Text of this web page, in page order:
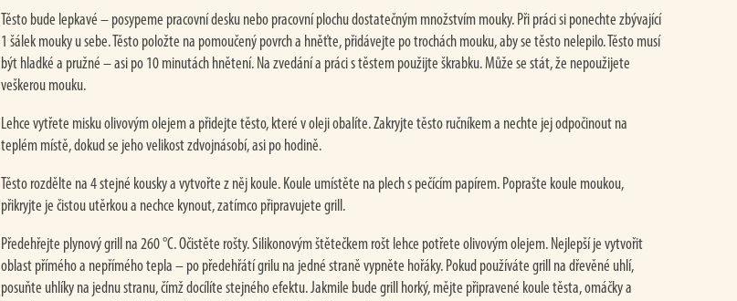
Těsto bude lepkavé – posypeme pracovní desku nebo pracovní plochu dostatečným množstvím mouky. Při práci si ponechte zbývající
1 šálek mouky u sebe. Těsto položte na pomoučený povrch a hněťte, přidávejte po trochách mouku, aby se těsto nelepilo. Těsto musí
být hladké a pružné – asi po 10 minutách hnětení. Na zvedání a práci s těstem použijte škrabku. Může se stát, že nepoužijete
veškerou mouku.
Lehce vytřete misku olivovým olejem a přidejte těsto, které v oleji obalíte. Zakryjte těsto ručníkem a nechte jej odpočinout na
teplém místě, dokud se jeho velikost zdvojnásobí, asi po hodině.
Těsto rozdělte na 4 stejné kousky a vytvořte z něj koule. Koule umístěte na plech s pečícím papírem. Poprašte koule moukou,
přikryjte je čistou utěrkou a nechce kynout, zatímco připravujete grill.
Předehřejte plynový grill na 260 °C. Očistěte rošty. Silikonovým štětečkem rošt lehce potřete olivovým olejem. Nejlepší je vytvořit
oblast přímého a nepřímého tepla – po předehřátí grilu na jedné straně vypněte hořáky. Pokud používáte grill na dřevěné uhlí,
posuňte uhlíky na jednu stranu, čímž docílíte stejného efektu. Jakmile bude grill horký, mějte připravené koule těsta, omáčky a